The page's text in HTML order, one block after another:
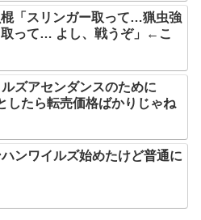
「スリンガー取って…猟虫強
って… よし、戦うぞ」←こ
ルズアセンダンスのために
したら転売価格ばかりじゃね
ハンワイルズ始めたけど普通に